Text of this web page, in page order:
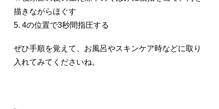
描きながらほぐす
5. 4の位置で3秒間指圧する
ぜひ手順を覚えて、お風呂やスキンケア時などに取り
入れてみてくださいね。